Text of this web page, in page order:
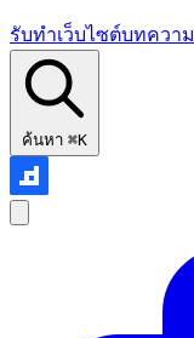
รับทำเว็บไซต์บทความ
ค้นหา ⌘K